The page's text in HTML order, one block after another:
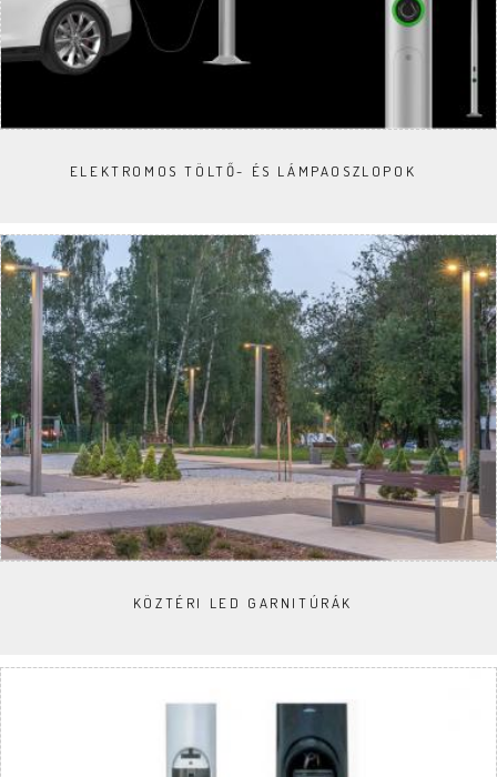
ELEKTROMOS TÖLTŐ- ÉS LÁMPAOSZLOPOK
KÖZTÉRI LED GARNITÚRÁK